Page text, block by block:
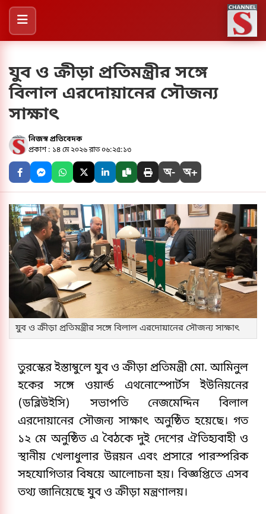
যুব ও ক্রীড়া প্রতিমন্ত্রীর সঙ্গে
বিলাল এরদোয়ানের সৌজন্য
সাক্ষাৎ
নিজস্ব প্রতিবেদক
প্রকাশ : ১৪ মে ২০২৬ রাত ০৬:২৫:১৩
অ- অ+
যুব ও ক্রীড়া প্রতিমন্ত্রীর সঙ্গে বিলাল এরদোয়ানের সৌজন্য সাক্ষাৎ
তুরস্কের ইস্তাম্বুলে যুব ও ক্রীড়া প্রতিমন্ত্রী মো. আমিনুল
হকের সঙ্গে ওয়ার্ল্ড এথনোস্পোর্টস ইউনিয়নের
(ডব্লিউইসি) সভাপতি নেজমেদ্দিন বিলাল
এরদোয়ানের সৌজন্য সাক্ষাৎ অনুষ্ঠিত হয়েছে। গত
১২ মে অনুষ্ঠিত এ বৈঠকে দুই দেশের ঐতিহ্যবাহী ও
স্থানীয় খেলাধুলার উন্নয়ন এবং প্রসারে পারস্পরিক
সহযোগিতার বিষয়ে আলোচনা হয়। বিজ্ঞপ্তিতে এসব
তথ্য জানিয়েছে যুব ও ক্রীড়া মন্ত্রণালয়।